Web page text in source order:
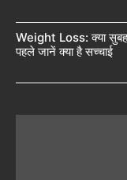
Weight Loss: क्या
पहले जानें क्या है सच्चाई